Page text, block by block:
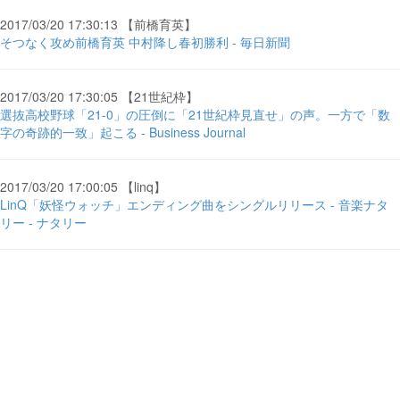
2017/03/20 17:30:13 【前橋育英】
そつなく攻め前橋育英 中村降し春初勝利 - 毎日新聞
2017/03/20 17:30:05 【21世紀枠】
選抜高校野球「21-0」の圧倒に「21世紀枠見直せ」の声。一方で「数
字の奇跡的一致」起こる - Business Journal
2017/03/20 17:00:05 【linq】
LinQ「妖怪ウォッチ」エンディング曲をシングルリリース - 音楽ナタ
リー - ナタリー